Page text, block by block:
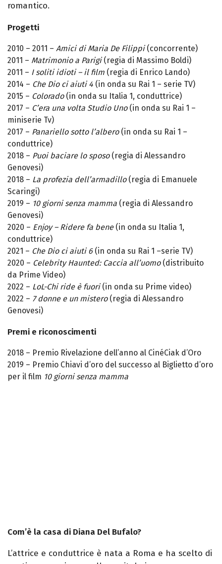
romantico.
Progetti
2010 – 2011 – Amici di Maria De Filippi(concorrente)
2011 – Matrimonio a Parigi(regia di Massimo Boldi)
2011 – I soliti idioti – il film (regia di Enrico Lando)
2014 – Che Dio ci aiuti 4 (in onda su Rai 1 – serie TV)
2015 – Colorado(in onda su Italia 1, conduttrice)
2017 – C’era una volta Studio Uno (in onda su Rai 1 –
miniserie Tv)
2017 – Panariello sotto l’albero(in onda su Rai 1 –
conduttrice)
2018 – Puoi baciare lo sposo(regia di Alessandro
Genovesi)
2018 – La profezia dell’armadillo(regia di Emanuele
Scaringi)
2019 – 10 giorni senza mamma (regia di Alessandro
Genovesi)
2020 – Enjoy – Ridere fa bene(in onda su Italia 1,
conduttrice)
2021 – Che Dio ci aiuti 6(in onda su Rai 1 –serie TV)
2020 – Celebrity Haunted: Caccia all’uomo(distribuito
da Prime Video)
2022 – LoL-Chi ride è fuori(in onda su Prime video)
2022 – 7 donne e un mistero (regia di Alessandro
Genovesi)
Premi e riconoscimenti
2018 – Premio Rivelazione dell’anno al CinéCiak d’Oro
2019 – Premio Chiavi d’oro del successo al Biglietto d’oro
per il film 10 giorni senza mamma
Com’è la casa di Diana Del Bufalo?
L’attrice e conduttrice è nata a Roma e ha scelto di